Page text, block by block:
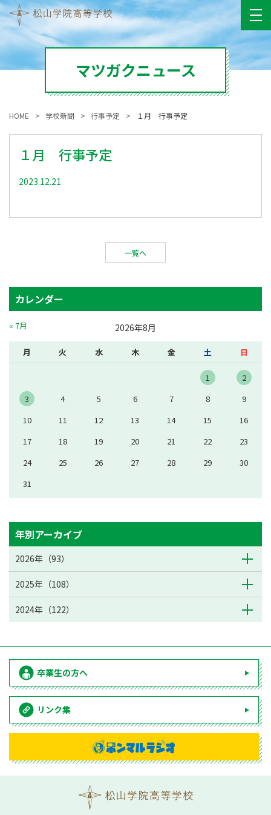
マツガクニュース
HOME 学校新聞 行事予定 １月 行事予定
１月 行事予定
2023.12.21
一覧へ
カレンダー
2026年8月
月 火 水 木 金 土 日
1
2
3
4 5 6 7 8
9
10
11 12 13 14 15
16
17
18 19 20 21 22
23
24
25 26 27 28 29
30
31
« 7月
年別アーカイブ
2026年（93）
2025年（108）
2024年（122）
卒業生の方へ
リンク集